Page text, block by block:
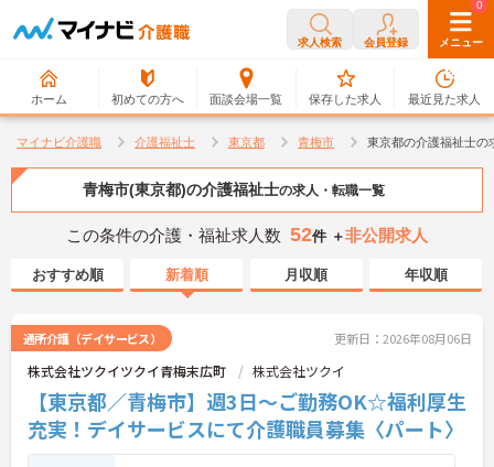
求人検索 会員登録 メニュー
ホーム 初めての方へ 面談会場一覧
0
保存した求人
0
最近見た求人
マイナビ介護職 介護福祉士 東京都 青梅市 東京都の介護福祉士の
青梅市(東京都)の介護福祉士の求人・転職一覧
この条件の介護・福祉求人数 52件 ＋非公開求人
おすすめ順 新着順 月収順 年収順
通所介護（デイサービス） 更新日：2026年08月06日
株式会社ツクイツクイ青梅末広町 株式会社ツクイ
【東京都／青梅市】週3日～ご勤務OK☆福利厚生
充実！デイサービスにて介護職員募集〈パート〉